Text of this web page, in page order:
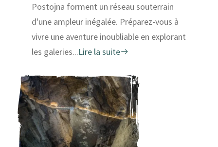
Postojna forment un réseau souterrain
d'une ampleur inégalée. Préparez-vous à
vivre une aventure inoubliable en explorant
les galeries...Lire la suite